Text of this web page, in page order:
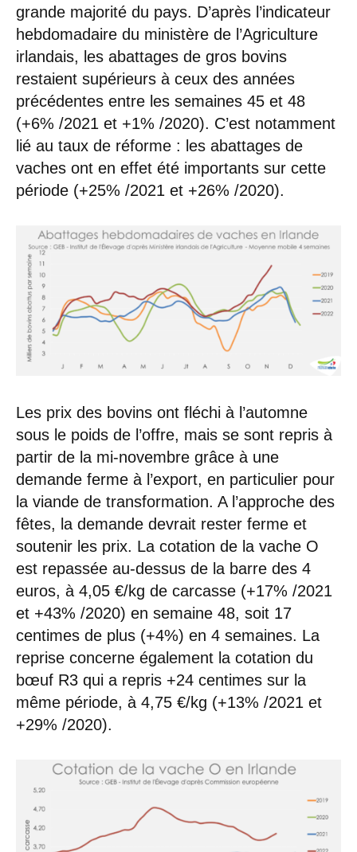
grande majorité du pays. D’après l’indicateur
hebdomadaire du ministère de l’Agriculture
irlandais, les abattages de gros bovins
restaient supérieurs à ceux des années
précédentes entre les semaines 45 et 48
(+6% /2021 et +1% /2020). C’est notamment
lié au taux de réforme : les abattages de
vaches ont en effet été importants sur cette
période (+25% /2021 et +26% /2020).
Les prix des bovins ont fléchi à l’automne
sous le poids de l’offre, mais se sont repris à
partir de la mi-novembre grâce à une
demande ferme à l’export, en particulier pour
la viande de transformation. A l’approche des
fêtes, la demande devrait rester ferme et
soutenir les prix. La cotation de la vache O
est repassée au-dessus de la barre des 4
euros, à 4,05 €/kg de carcasse (+17% /2021
et +43% /2020) en semaine 48, soit 17
centimes de plus (+4%) en 4 semaines. La
reprise concerne également la cotation du
bœuf R3 qui a repris +24 centimes sur la
même période, à 4,75 €/kg (+13% /2021 et
+29% /2020).